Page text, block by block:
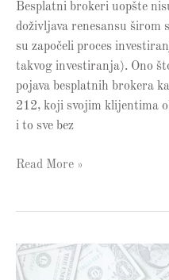
Besplatni brokeri uopšte
doživljava renesansu širom
su započeli proces
takvog investiranja). Ono
pojava besplatnih brokera
212, koji svojim klijentima
i to sve bez
Read More »
Kupio
sam